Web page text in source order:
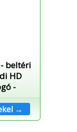
beltéri
HD
-
→